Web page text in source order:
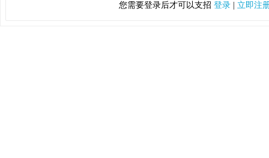
您需要登录后才可以支招 登录| 立即注